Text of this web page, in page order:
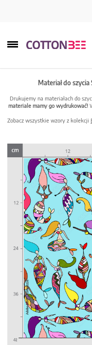
Materiał do
Drukujemy na materiałach do
materiale mamy go wydrukować!
Zobacz wszystkie wzory z kolekcji